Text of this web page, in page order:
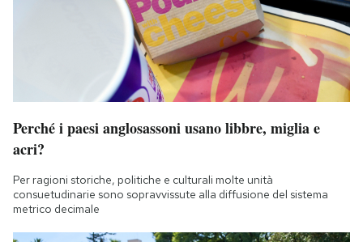
Perché i paesi anglosassoni usano libbre, miglia e
acri?
Per ragioni storiche, politiche e culturali molte unità
consuetudinarie sono sopravvissute alla diffusione del sistema
metrico decimale